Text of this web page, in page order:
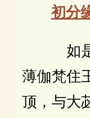
初分
如是我
薄伽梵住
顶，与大